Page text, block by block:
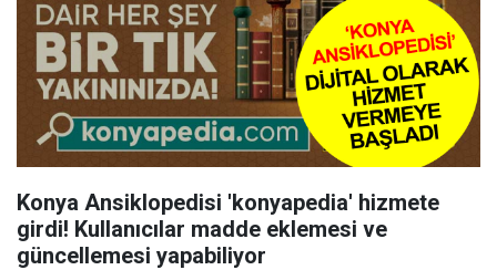
Konya Ansiklopedisi 'konyapedia' hizmete
girdi! Kullanıcılar madde eklemesi ve
güncellemesi yapabiliyor